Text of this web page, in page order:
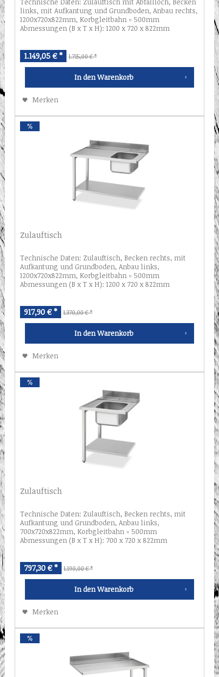
links, mit Aufkantung und Grundboden, Anbau rechts,
1200x720x822mm, Korbgleitbahn = 500mm
Abmessungen (B x T x H): 1200 x 720 x 822mm
1.149,05 € * 1.715,00 € *
In den Warenkorb
Merken
Zulauftisch
Technische Daten: Zulauftisch, Becken rechts, mit
Aufkantung und Grundboden, Anbau links,
1200x720x822mm, Korbgleitbahn = 500mm
Abmessungen (B x T x H): 1200 x 720 x 822mm
917,90 € * 1.370,00 € *
In den Warenkorb
Merken
Zulauftisch
Technische Daten: Zulauftisch, Becken rechts, mit
Aufkantung und Grundboden, Anbau links,
700x720x822mm, Korbgleitbahn = 500mm
Abmessungen (B x T x H): 700 x 720 x 822mm
797,30 € * 1.190,00 € *
In den Warenkorb
Merken